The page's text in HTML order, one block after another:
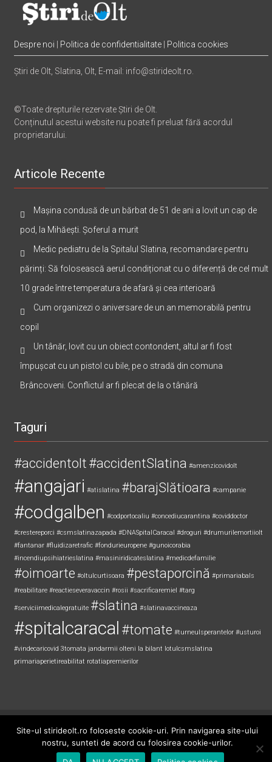
Despre noi Politica de confidentialitate Politica cookies
Știri de Olt, Slatina, Olt, E-mail: info@stirideolt.ro.
©Toate drepturile rezervate Știri de Olt.
Conținutul acestui website nu poate fi preluat fără acordul
proprietarului.
Articole Recente
Mașina condusă de un bărbat de 51 de ani a lovit un cap de
pod, la Mihăești. Șoferul a murit
Medic pediatru de la Spitalul Slatina, recomandare pentru
părinți: Să folosească aerul condiționat cu o diferență de cel mult
10 grade între temperatura de afară și cea interioară
Cum organizezi o aniversare de un an memorabilă pentru
copil
Un tânăr, lovit cu un obiect contondent, altul ar fi fost
împușcat cu un pistol cu bile, pe o stradă din comuna
Brâncoveni. Conflictul ar fi plecat de la o tânără
Taguri
#accidentolt #accidentSlatina #amenzicovidolt
#angajari #atislatina #barajSlătioara #campanie
#codgalben #codportocaliu #concediucarantina #coviddoctor
#crestereporci #csmslatinazapada #DNASpitalCaracal #droguri #drumurilemortiiolt
#fantanar #fluidizaretrafic #fondurieuropene #gunoicorabia
#incendiupsihiatrieslatina #masiniridicateslatina #medicdefamilie
#oimoarte #oltulcurtisoara #pestaporcină #primariabals
#reabilitare #reactieseveravaccin #rosii #sacrificaremiel #targ
#serviciimedicalegratuite #slatina #slatinavaccineaza
#spitalcaracal #tomate #turneulsperantelor #usturoi
#vindecaricovid 3tomata jandarmii olteni la bilant lotulcsmslatina
primariaperietireabilitat rotatiapremierilor
ThemeGrill. Powered byWordPress.
Site-ul stirideolt.ro foloseste cookie-uri. Prin navigarea site-ului
nostru, sunteti de acord cu folosirea cookie-urilor.